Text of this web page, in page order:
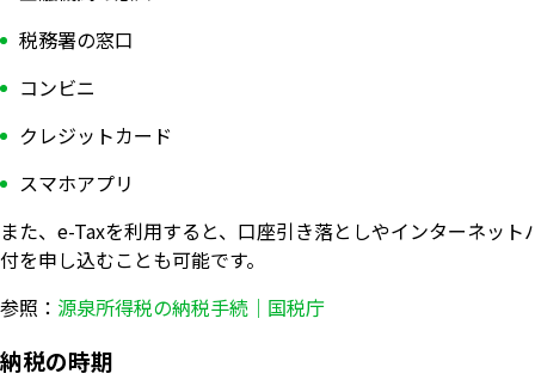
税務署の窓口
コンビニ
クレジットカード
スマホアプリ
また、e-Taxを利用すると、口座引き落としやインターネッ
付を申し込むことも可能です。
参照： 源泉所得税の納税手続｜国税庁
納税の時期